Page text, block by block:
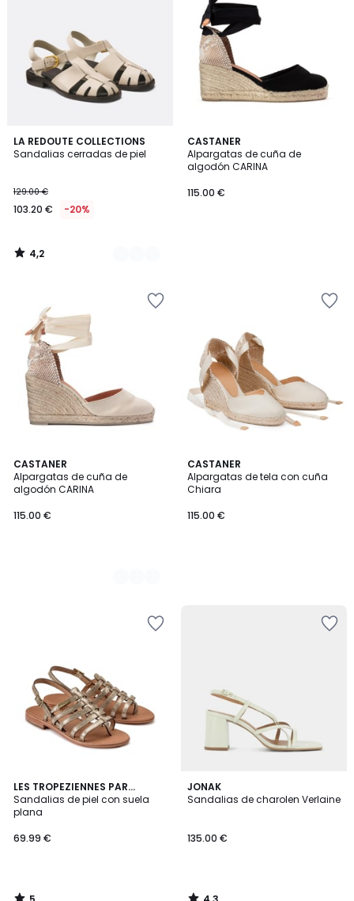
LA REDOUTE COLLECTIONS
Sandalias cerradas de piel
129.00 €
103.20 € -20%
4,2
/ 5
2
Colores
4,2
/
CASTANER
Alpargatas de cuña de
algodón CARINA
115.00 €
CASTANER
Alpargatas de cuña de
algodón CARINA
115.00 €
2
Colores
CASTANER
Alpargatas de tela con cuña
Chiara
115.00 €
LES TROPEZIENNES PAR
M.BELARBI
Sandalias de piel con suela
plana
69.99 €
5
/
5
JONAK
Sandalias de charolen Verlaine
135.00 €
4,3
/ 5